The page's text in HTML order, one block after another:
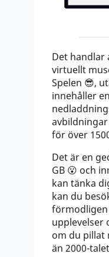
Det handlar
virtuellt
Spelen 😎,
innehåller
avbildningar
för över
Det är en
GB 😮 och
kan tänka
kan du
förmodligen
upplevelser
om du pillat
än 2000-